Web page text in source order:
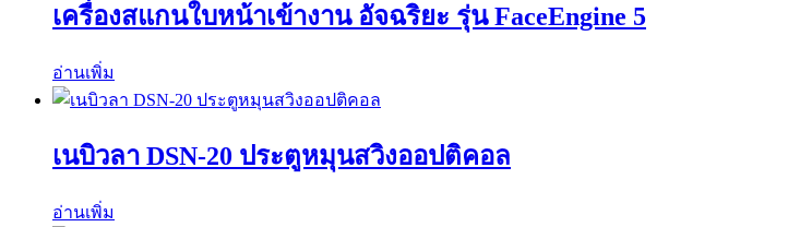
เครื่องสแกนใบหน้าเข้างาน อัจฉริยะ รุ่น FaceEngine 5
อ่านเพิ่ม
เนบิวลา DSN-20 ประตูหมุนสวิงออปติคอล
อ่านเพิ่ม